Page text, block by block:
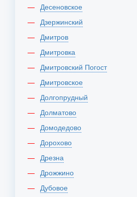
Десеновское
Дзержинский
Дмитров
Дмитровка
Дмитровский Погост
Дмитровское
Долгопрудный
Долматово
Домодедово
Дорохово
Дрезна
Дрожжино
Дубовое